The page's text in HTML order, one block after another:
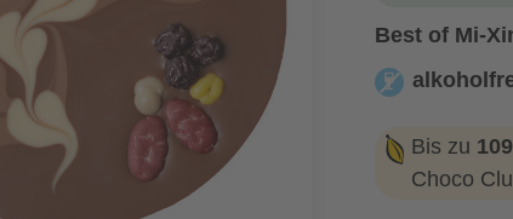
Best of Mi-
Bis zu
Choco